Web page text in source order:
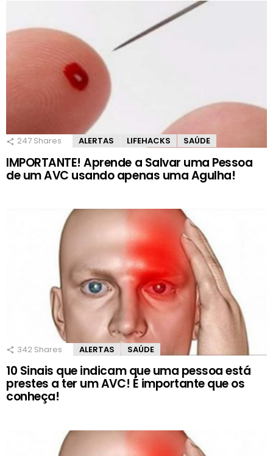
247 Shares ALERTAS LIFEHACKS SAÚDE
IMPORTANTE! Aprende a Salvar uma Pessoa
de um AVC usando apenas uma Agulha!
342 Shares ALERTAS SAÚDE
10 Sinais que indicam que uma pessoa está
prestes a ter um AVC! É importante que os
conheça!